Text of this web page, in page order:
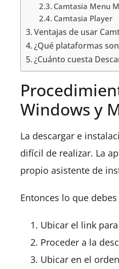
Camtasia Menu
Camtasia Player
Ventajas de usar
¿Qué plataformas
¿Cuánto cuesta
Windows y
La descargar e
difícil de realizar. La
propio asistente de
Entonces lo que
Ubicar el link
Proceder a la
Ubicar en el